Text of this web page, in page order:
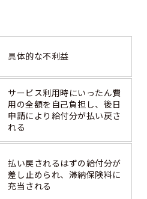
具体的な不利益
サービス利用時にいったん費
用の全額を自己負担し、後日
申請により給付分が払い戻さ
れる
払い戻されるはずの給付分が
差し止められ、滞納保険料に
充当される